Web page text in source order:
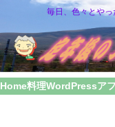
毎日、色々とやっ
Home料理WordPressア